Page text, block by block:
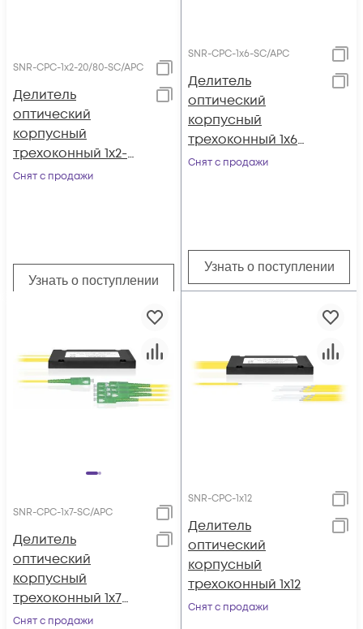
SNR-CPC-1x2-20/80-SC/APC
Делитель
оптический
корпусный
трехоконный 1х2-
20/80 SC/APC
Снят с продажи
Узнать о поступлении
SNR-CPC-1x6-SC/APC
Делитель
оптический
корпусный
трехоконный 1х6
SC/APC
Снят с продажи
Узнать о поступлении
SNR-CPC-1x7-SC/APC
Делитель
оптический
корпусный
трехоконный 1х7
SC/APC
Снят с продажи
SNR-CPC-1x12
Делитель
оптический
корпусный
трехоконный 1х12
Снят с продажи